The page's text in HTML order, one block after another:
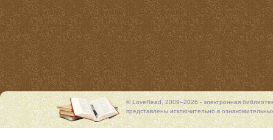
© LoveRead, 2009–2026 - электронная
представлены исключительно в